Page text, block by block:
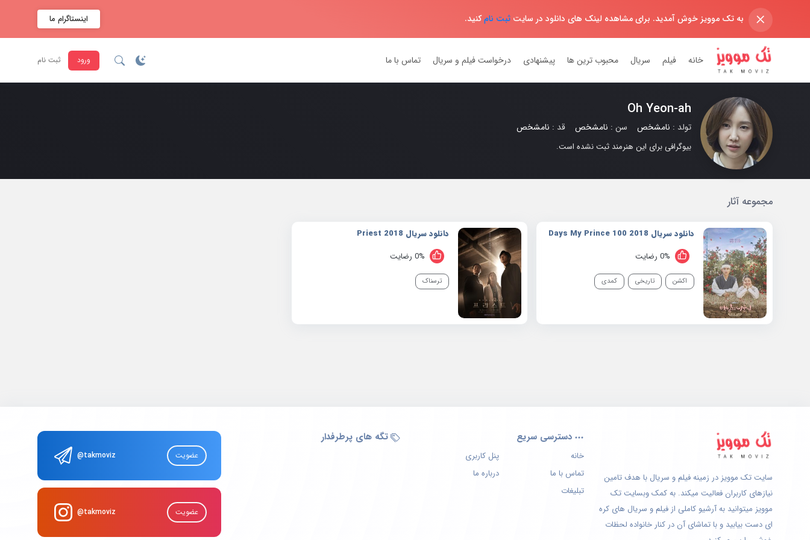
× به تک موویز خوش آمدید. برای مشاهده لینک های دانلود در سایت ثبت نامکنید. اینستاگرام ما
خانه فیلم سریال محبوب ترین ها پیشنهادی درخواست فیلم و سریال تماس با ما ورود ثبت نام
Oh Yeon-ah
تولد : نامشخص سن : نامشخص قد : نامشخص
بیوگرافی برای این هنرمند ثبت نشده است.
مجموعه آثار
دانلود سریال 2018 100 Days My Prince
0% رضایت
اکشن تاریخی کمدی
دانلود سریال 2018 Priest
0% رضایت
ترسناک
سایت تک موویز در زمینه فیلم و سریال با هدف تامین
نیازهای کاربران فعالیت میکند. به کمک وبسایت تک
موویز میتوانید به آرشیو کاملی از فیلم و سریال های کره
ای دست بیابید و با تماشای آن در کنار خانواده لحظات
دسترسی سریع
خانه
پنل کاربری
تماس با ما
درباره ما
تبلیغات
تگه های پرطرفدار
@takmoviz عضویت
@takmoviz عضویت